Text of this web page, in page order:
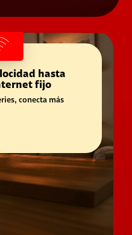
hasta
fijo
conecta más